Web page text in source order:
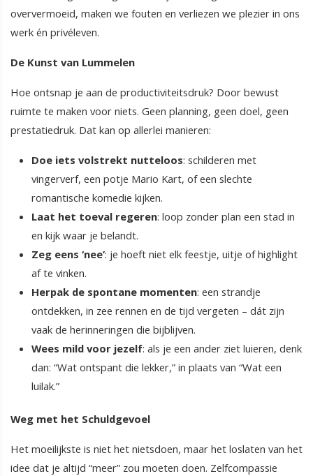
oververmoeid, maken we fouten en verliezen we plezier in ons
werk én privéleven.
De Kunst van Lummelen
Hoe ontsnap je aan de productiviteitsdruk? Door bewust
ruimte te maken voor niets. Geen planning, geen doel, geen
prestatiedruk. Dat kan op allerlei manieren:
Doe iets volstrekt nutteloos: schilderen met
vingerverf, een potje Mario Kart, of een slechte
romantische komedie kijken.
Laat het toeval regeren: loop zonder plan een stad in
en kijk waar je belandt.
Zeg eens ‘nee’: je hoeft niet elk feestje, uitje of highlight
af te vinken.
Herpak de spontane momenten: een strandje
ontdekken, in zee rennen en de tijd vergeten – dát zijn
vaak de herinneringen die bijblijven.
Wees mild voor jezelf: als je een ander ziet luieren, denk
dan: “Wat ontspant die lekker,” in plaats van “Wat een
luilak.”
Weg met het Schuldgevoel
Het moeilijkste is niet het nietsdoen, maar het loslaten van het
idee dat je altijd “meer” zou moeten doen. Zelfcompassie